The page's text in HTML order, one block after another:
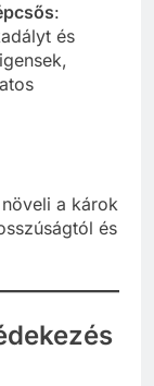
:
és
a károk
és